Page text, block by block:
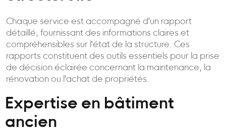
Chaque service est accompagné d'un rapport
détaillé, fournissant des informations claires et
compréhensibles sur l'état de la structure. Ces
rapports constituent des outils essentiels pour la prise
de décision éclairée concernant la maintenance, la
rénovation ou l'achat de propriétés.
Expertise en bâtiment
ancien